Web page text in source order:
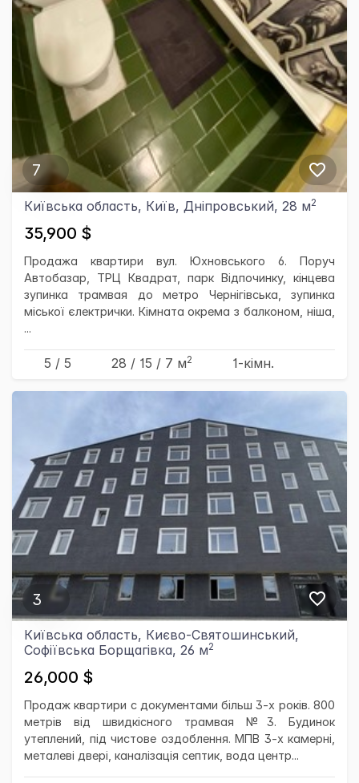
7
Київська область, Київ, Дніпровський, 28 м2
35,900 $
Продажа квартири вул. Юхновського 6. Поруч
Автобазар, ТРЦ Квадрат, парк Відпочинку, кінцева
зупинка трамвая до метро Чернігівська, зупинка
міської єлектрички. Кімната окрема з балконом, ніша,
...
5 / 5 28 / 15 / 7 м2 1-кімн.
3
Київська область, Києво-Святошинський,
Софіївська Борщагівка, 26 м2
26,000 $
Продаж квартири с документами більш 3-х років. 800
метрів від швидкісного трамвая №3. Будинок
утеплений, під чистове оздоблення. МПВ 3-х камерні,
металеві двері, каналізація септик, вода центр...